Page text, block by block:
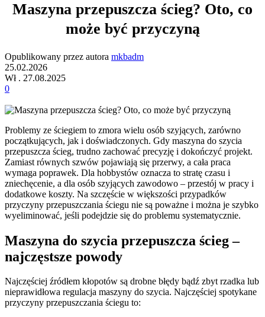
Maszyna przepuszcza ścieg? Oto, co
może być przyczyną
Opublikowany przez autora mkbadm
25.02.2026
Wł . 27.08.2025
0
Problemy ze ściegiem to zmora wielu osób szyjących, zarówno
początkujących, jak i doświadczonych. Gdy maszyna do szycia
przepuszcza ścieg, trudno zachować precyzję i dokończyć projekt.
Zamiast równych szwów pojawiają się przerwy, a cała praca
wymaga poprawek. Dla hobbystów oznacza to stratę czasu i
zniechęcenie, a dla osób szyjących zawodowo – przestój w pracy i
dodatkowe koszty. Na szczęście w większości przypadków
przyczyny przepuszczania ściegu nie są poważne i można je szybko
wyeliminować, jeśli podejdzie się do problemu systematycznie.
Maszyna do szycia przepuszcza ścieg –
najczęstsze powody
Najczęściej źródłem kłopotów są drobne błędy bądź zbyt rzadka lub
nieprawidłowa regulacja maszyny do szycia. Najczęściej spotykane
przyczyny przepuszczania ściegu to: